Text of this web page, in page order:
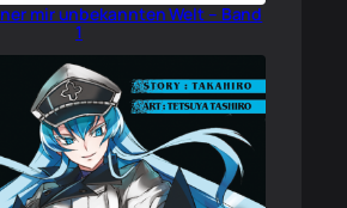
mir unbekannten Welt – Band
1